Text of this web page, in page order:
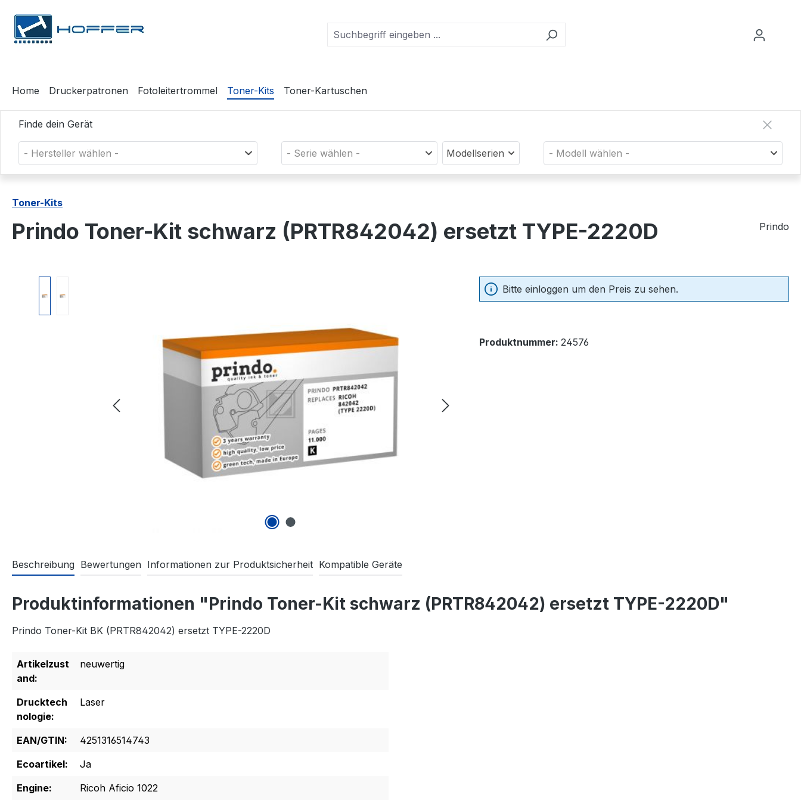
Hauptinhalt springen
Zur Suche springen
Zur Hauptnavigation springen
Home Druckerpatronen Fotoleitertrommel Toner-Kits Toner-Kartuschen
Finde dein Gerät
- Hersteller wählen - - Serie wählen - Modellserien - Modell wählen -
Toner-Kits
Prindo Toner-Kit schwarz (PRTR842042) ersetzt TYPE-2220D Prindo
Bitte einloggen um den Preis zu sehen.
Produktnummer: 24576
Beschreibung Bewertungen Informationen zur Produktsicherheit Kompatible Geräte
Produktinformationen "Prindo Toner-Kit schwarz (PRTR842042) ersetzt TYPE-2220D"
Prindo Toner-Kit BK (PRTR842042) ersetzt TYPE-2220D
Artikelzust
and:
neuwertig
Drucktech
nologie:
Laser
EAN/GTIN:
4251316514743
Ecoartikel:
Ja
Engine:
Ricoh Aficio 1022